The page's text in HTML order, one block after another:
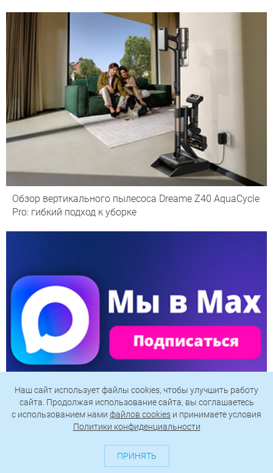
Обзор вертикального пылесоса Dreame Z40 AquaCycle
Pro: гибкий подход к уборке
Подпишись на наш канал в мессенджере МАХ
Наш сайт использует файлы cookies, чтобы улучшить работу
сайта. Продолжая использование сайта, вы соглашаетесь
c использованием нами файлов cookies и принимаете условия
Политики конфиденциальности
ПРИНЯТЬ